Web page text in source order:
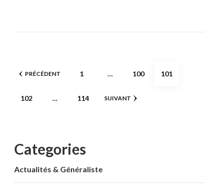
Pagination
publications
PRÉCÉDENT PAGE
1 … PAGE
100 PAGE
101
PAGE
102 … PAGE
114 SUIVANT
Categories
Actualités & Généraliste